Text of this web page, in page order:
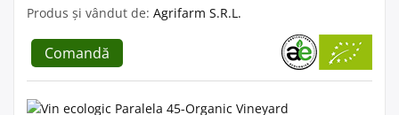
Produs și vândut de: Agrifarm S.R.L.
Comandă